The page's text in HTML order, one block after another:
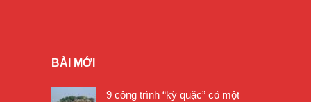
BÀI MỚI
9 công trình “kỳ quặc” có một